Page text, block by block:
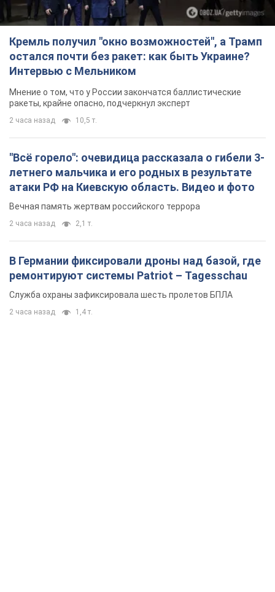
Кремль получил "окно возможностей", а Трамп
остался почти без ракет: как быть Украине?
Интервью с Мельником
Мнение о том, что у России закончатся баллистические
ракеты, крайне опасно, подчеркнул эксперт
2 часа назад 10,5 т.
"Всё горело": очевидица рассказала о гибели 3-
летнего мальчика и его родных в результате
атаки РФ на Киевскую область. Видео и фото
Вечная память жертвам российского террора
2 часа назад 2,1 т.
В Германии фиксировали дроны над базой, где
ремонтируют системы Patriot – Tagesschau
Служба охраны зафиксировала шесть пролетов БПЛА
2 часа назад 1,4 т.